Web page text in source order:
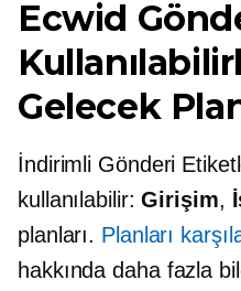
Ecwid
Gelecek
İndirimli Gönderi
kullanılabilir:Girişim,
planları. Planları
hakkında daha fazla